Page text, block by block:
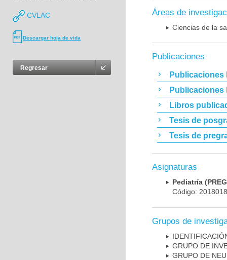
CVLAC
Descargar hoja de vida
Regresar
Áreas de
Ciencias de la
Publicaciones
Publicaciones
Publicaciones
Libros
Tesis de
Tesis de
Asignaturas
Pediatría
Código:
Grupos de
GRUPO DE
GRUPO DE